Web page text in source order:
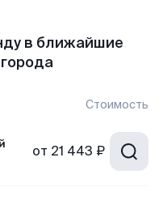
в ближайшие
Стоимость
от 21 443 ₽